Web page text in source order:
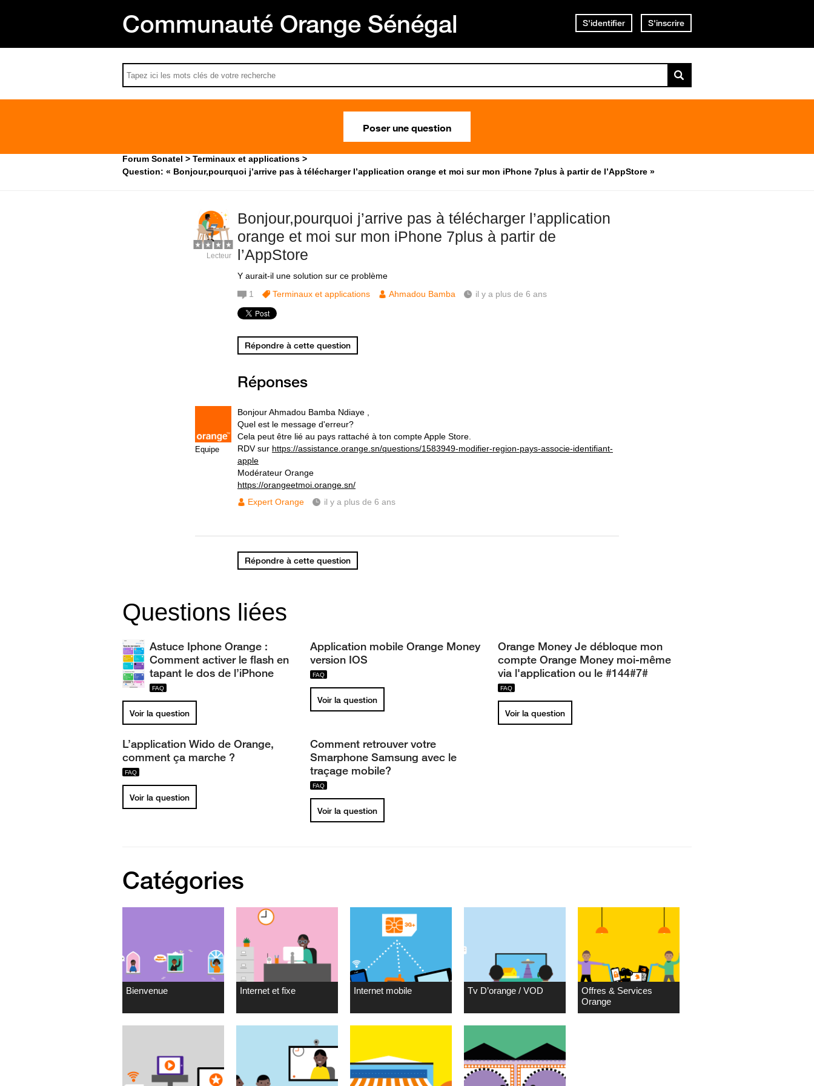
Communauté Orange Sénégal S'identifier S'inscrire
Poser une question
Forum Sonatel
Terminaux et applications
Question: « Bonjour,pourquoi j’arrive pas à télécharger l’application orange et moi sur mon iPhone 7plus à partir de l’AppStore »
Bonjour,pourquoi j’arrive pas à télécharger l’application
orange et moi sur mon iPhone 7plus à partir de
l’AppStore
Y aurait-il une solution sur ce problème
Lecteur
1 Terminaux et applications Ahmadou Bamba il y a plus de 6 ans
Répondre à cette question
Réponses
Equipe
Bonjour Ahmadou Bamba Ndiaye ,
Quel est le message d'erreur?
Cela peut être lié au pays rattaché à ton compte Apple Store.
RDV sur https://assistance.orange.sn/questions/1583949-modifier-region-pays-associe-identifiant-
apple
Modérateur Orange
https://orangeetmoi.orange.sn/
Expert Orange
il y a plus de 6 ans
Répondre à cette question
Questions liées
Astuce Iphone Orange :
Comment activer le flash en
tapant le dos de l’iPhone
Voir la question
Application mobile Orange Money
version IOS
Voir la question
Orange Money Je débloque mon
compte Orange Money moi-même
via l'application ou le #144#7#
Voir la question
L’application Wido de Orange,
comment ça marche ?
Voir la question
Comment retrouver votre
Smarphone Samsung avec le
traçage mobile?
Voir la question
Catégories
Bienvenue Internet et fixe Internet mobile Tv D’orange / VOD
Offres & Services
Orange